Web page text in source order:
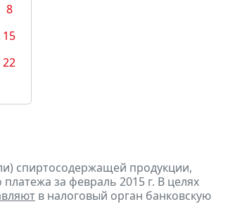
8
15
22
спиртосодержащей продукции,
за февраль 2015 г. В целях
в налоговый орган банковскую